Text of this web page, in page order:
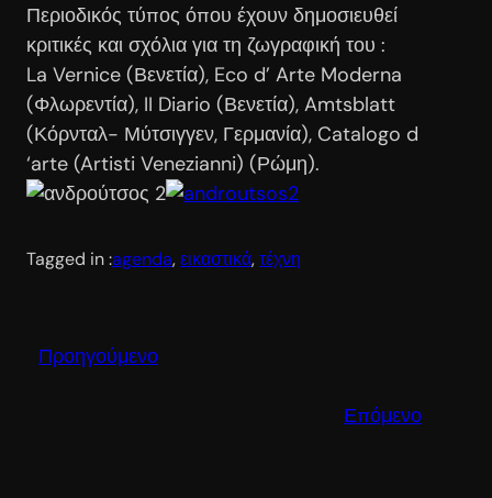
Περιοδικός τύπος όπου έχουν δημοσιευθεί
κριτικές και σχόλια για τη ζωγραφική του :
La Vernice (Βενετία), Eco d’ Arte Moderna
(Φλωρεντία), II Diario (Βενετία), Amtsblatt
(Κόρνταλ- Μύτσιγγεν, Γερμανία), Catalogo d
‘arte (Artisti Venezianni) (Ρώμη).
Tagged in :agenda, εικαστικά, τέχνη
Προηγούμενο
Επόμενο